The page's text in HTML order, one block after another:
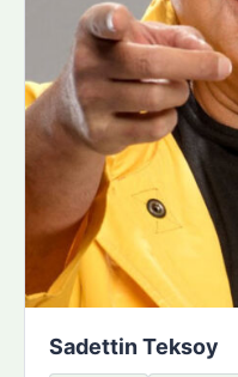
Sadettin Teksoy